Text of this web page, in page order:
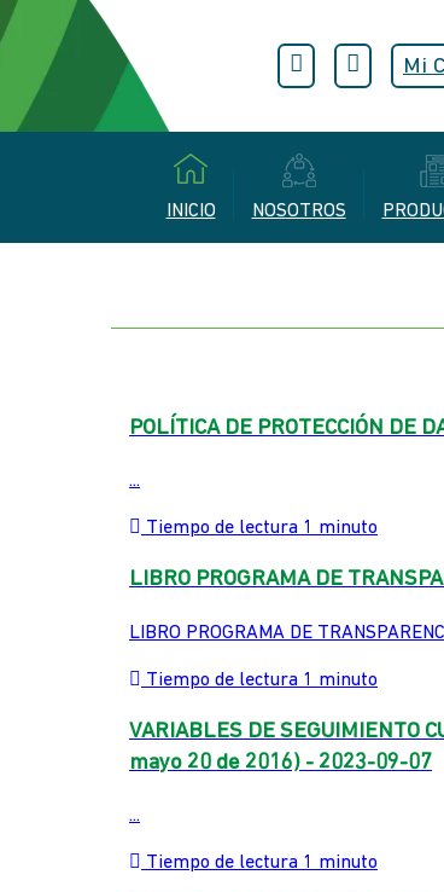
Mi
INICIO NOSOTROS
POLÍTICA DE PROTECCIÓN DE
...
Tiempo de lectura 1 minuto
LIBRO PROGRAMA DE
LIBRO PROGRAMA DE
Tiempo de lectura 1 minuto
VARIABLES DE SEGUIMIENTO
mayo 20 de 2016) - 2023-09-07
...
Tiempo de lectura 1 minuto